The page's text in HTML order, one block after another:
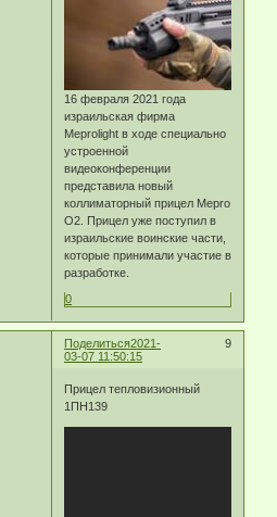
16 февраля 2021 года
израильская фирма
Meprolight в ходе специально
устроенной
видеоконференции
представила новый
коллиматорный прицел Mepro
O2. Прицел уже поступил в
израильские воинские части,
которые принимали участие в
разработке.
0
Поделиться 9
2021-
03-07 11:50:15
Прицел тепловизионный
1ПН139